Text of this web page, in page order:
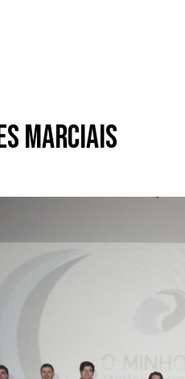
Marciais